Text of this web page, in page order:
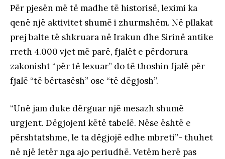
Për pjesën më të madhe të historisë, leximi ka
qenë një aktivitet shumë i zhurmshëm. Në pllakat
prej balte të shkruara në Irakun dhe Sirinë antike
rreth 4.000 vjet më parë, fjalët e përdorura
zakonisht “për të lexuar” do të thoshin fjalë për
fjalë “të bërtasësh” ose “të dëgjosh”.
“Unë jam duke dërguar një mesazh shumë
urgjent. Dëgjojeni këtë tabelë. Nëse është e
përshtatshme, le ta dëgjojë edhe mbreti”- thuhet
në një letër nga ajo periudhë. Vetëm herë pas